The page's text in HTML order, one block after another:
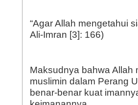
“Agar Allah mengetahui
Ali-Imran [3]: 166)
Maksudnya bahwa Allah
muslimin dalam Perang
benar-benar kuat